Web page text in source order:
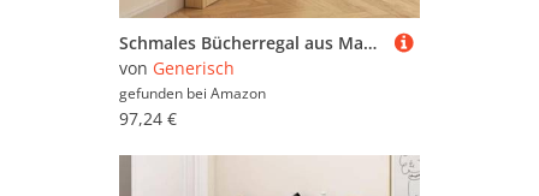
Schmales Bücherregal aus Massivholz, Organizer für Schlafzimmer, Wohnzimmer, Zuhause, Büro, Boden, Bücherregale, Ausstellungsregale hinter der Tür (10 cm dünn)
von Generisch
gefunden bei Amazon
97,24 €